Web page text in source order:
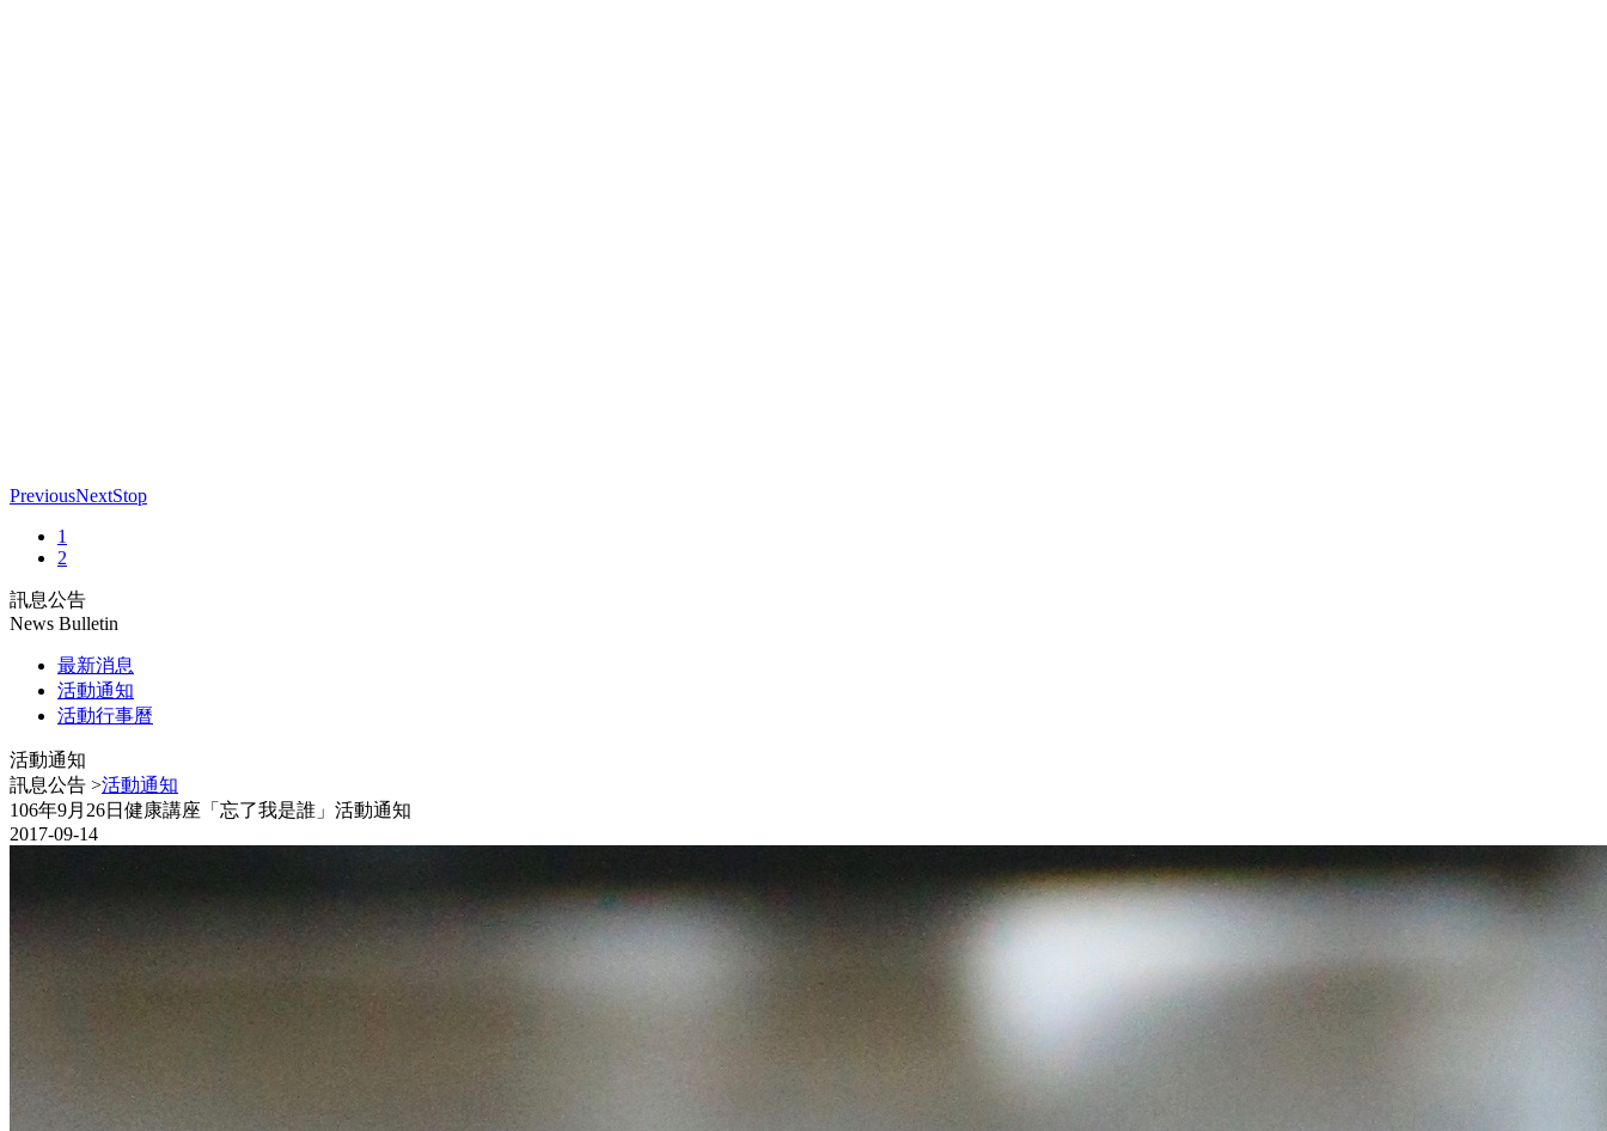
PreviousNextStop
1
2
訊息公告
News Bulletin
最新消息
活動通知
活動行事曆
活動通知
訊息公告 >活動通知
106年9月26日健康講座「忘了我是誰」活動通知
2017-09-14